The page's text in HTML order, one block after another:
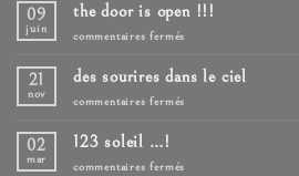
09
juin
the door is open !!!
commentaires fermés
is
21
nov
des sourires dans le ciel
commentaires fermés
02
mar
123 soleil …!
commentaires fermés